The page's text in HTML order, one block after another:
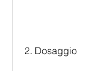
2. Dosaggio